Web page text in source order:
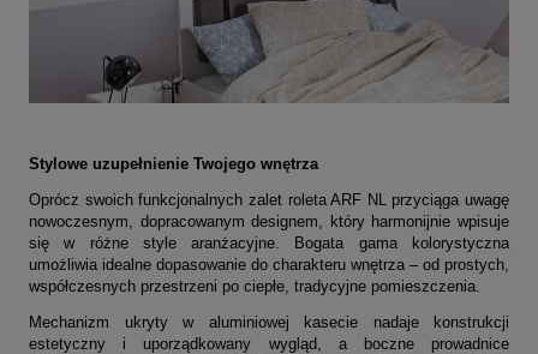
Stylowe uzupełnienie Twojego wnętrza
Oprócz swoich funkcjonalnych zalet roleta ARF NL przyciąga uwagę
nowoczesnym, dopracowanym designem, który harmonijnie wpisuje
się w różne style aranżacyjne. Bogata gama kolorystyczna
umożliwia idealne dopasowanie do charakteru wnętrza – od prostych,
współczesnych przestrzeni po ciepłe, tradycyjne pomieszczenia.
Mechanizm ukryty w aluminiowej kasecie nadaje konstrukcji
estetyczny i uporządkowany wygląd, a boczne prowadnice